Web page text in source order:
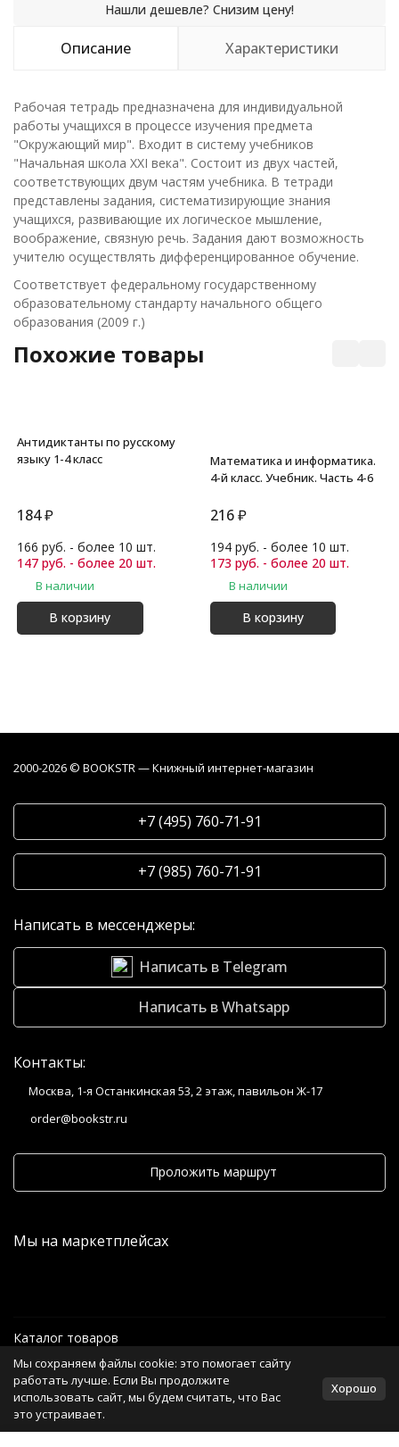
Описание Характеристики
Рабочая тетрадь предназначена для индивидуальной
работы учащихся в процессе изучения предмета
"Окружающий мир". Входит в систему учебников
"Начальная школа XXI века". Состоит из двух частей,
соответствующих двум частям учебника. В тетради
представлены задания, систематизирующие знания
учащихся, развивающие их логическое мышление,
воображение, связную речь. Задания дают возможность
учителю осуществлять дифференцированное обучение.
Соответствует федеральному государственному
образовательному стандарту начального общего
образования (2009 г.)
Похожие товары
Антидиктанты по русскому
языку 1-4 класс
184₽
166 руб. - более 10 шт.
147 руб. - более 20 шт.
В наличии
В корзину
Математика и информатика.
4-й класс. Учебник. Часть 4-6
216 ₽
194 руб. - более 10 шт.
173 руб. - более 20 шт.
В наличии
В корзину
2000-2026 © BOOKSTR — Книжный интернет-магазин
+7 (495) 760-71-91
+7 (985) 760-71-91
Написать в мессенджеры:
Написать в Telegram
Написать в Whatsapp
Контакты:
Москва, 1-я Останкинская 53, 2 этаж, павильон Ж-17
order@bookstr.ru
Проложить маршрут
Мы на маркетплейсах
Каталог товаров
Информация
Политика персональных данных
Мы сохраняем файлы cookie: это помогает сайту
работать лучше. Если Вы продолжите
использовать сайт, мы будем считать, что Вас
это устраивает.
Хорошо